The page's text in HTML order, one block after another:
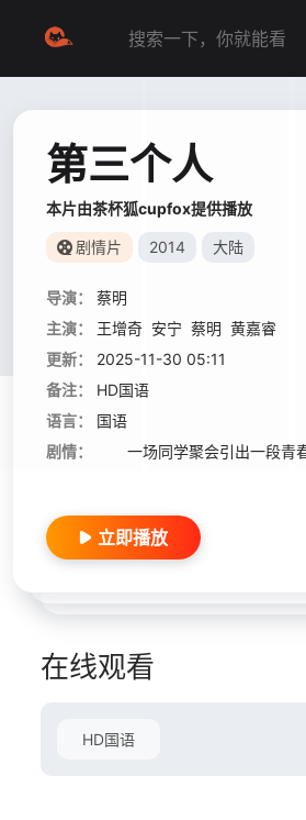
第三个人
本片由茶杯狐cupfox提供播放
剧情片 2014 大陆
导演：
蔡明
主演：
王增奇 安宁 蔡明 黄嘉睿
更新：
2025-11-30 05:11
备注：
HD国语
语言：
国语
剧情：
一场同学聚会引出一段青春
立即播放
在线观看
HD国语